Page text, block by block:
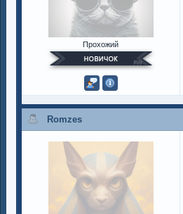
Прохожий
Romzes